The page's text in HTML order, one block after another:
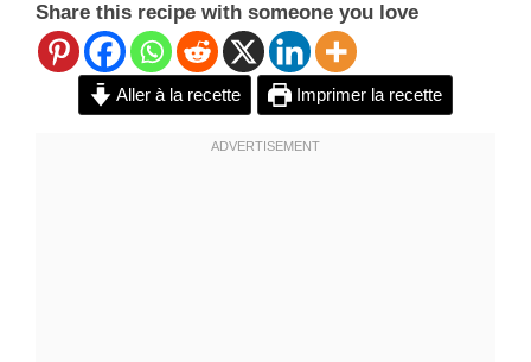
Share this recipe with someone you love
Aller à la recette Imprimer la recette